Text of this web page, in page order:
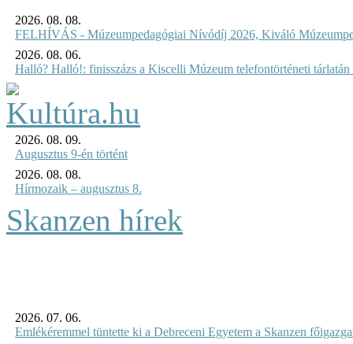
2026. 08. 08.
FELHÍVÁS - Múzeumpedagógiai Nívódíj 2026, Kiváló
2026. 08. 06.
Halló? Halló!: finisszázs a Kiscelli Múzeum telefontörténeti tárlatán
2026. 08. 09.
Augusztus 9-én történt
2026. 08. 08.
Hírmozaik – augusztus 8.
Skanzen hírek
2026. 07. 06.
Emlékéremmel tüntette ki a Debreceni Egyetem a Skanzen